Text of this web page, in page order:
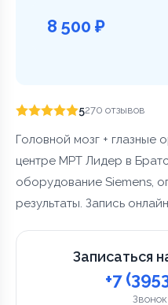
8 500 ₽
5270 отзывов
Головной мозг + глазные
центре МРТ Лидер в
оборудование Siemens,
результаты. Запись
Записаться
+7